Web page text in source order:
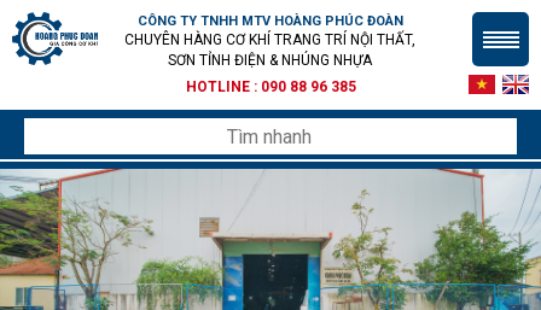
CÔNG TY TNHH MTV HOÀNG PHÚC ĐOÀN
CHUYÊN HÀNG CƠ KHÍ TRANG TRÍ NỘI THẤT,
SƠN TỈNH ĐIỆN & NHÚNG NHỰA
HOTLINE : 090 88 96 385